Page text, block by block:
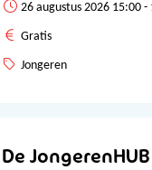
26 augustus 2026 15:00 -
Gratis
Jongeren
De JongerenHUB